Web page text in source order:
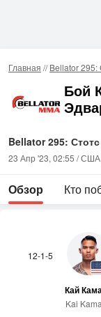
Главная //Bellator 295:
Бой
Bellator 295:
23 Апр '23, 02:55 /
Обзор Кто
12-1-5
Кай
Kai